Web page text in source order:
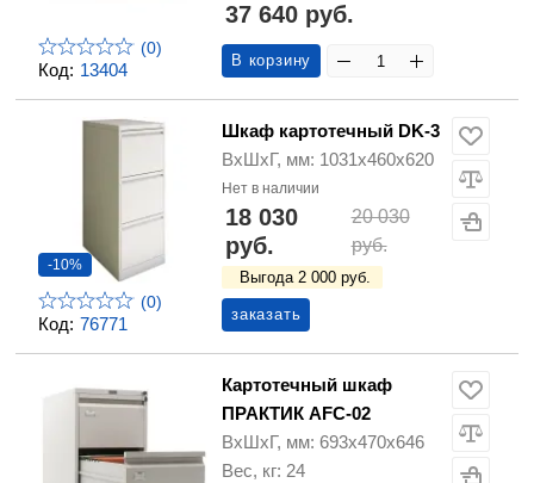
Код: 13404
(0)
37 640 руб.
В корзину
Код: 76771
-10%
(0)
Шкаф картотечный DK-3
ВхШхГ, мм: 1031х460х620
Нет в наличии
18 030
руб.
20 030
руб.
Выгода 2 000 руб.
заказать
Картотечный шкаф
ПРАКТИК AFC-02
ВхШхГ, мм: 693x470x646
Вес, кг: 24